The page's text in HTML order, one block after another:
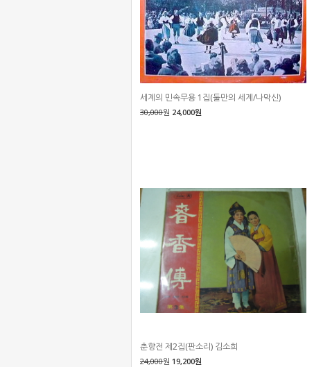
세계의 민속무용 1집(둘만의 세계/나막신)
30,000원 24,000원
춘향전 제2집(판소리) 김소희
24,000원 19,200원